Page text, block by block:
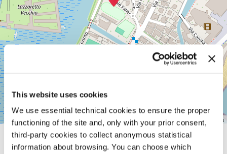
This website uses cookies
We use essential technical cookies to ensure the proper
functioning of the site and, only with your prior consent,
third-party cookies to collect anonymous statistical
information about browsing. You can choose which
Leaflet| ©OpenStreetMap contributors